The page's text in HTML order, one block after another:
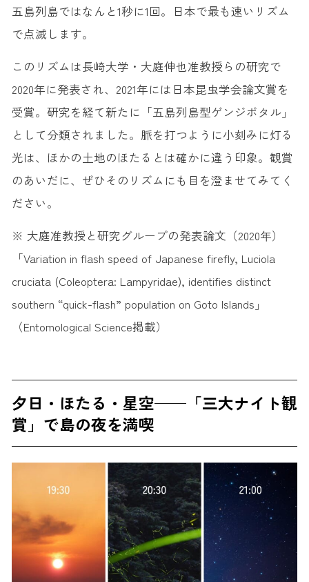
五島列島ではなんと1秒に1回。日本で最も速いリズム
で点滅します。
このリズムは長崎大学・大庭伸也准教授らの研究で
2020年に発表され、2021年には日本昆虫学会論文賞を
受賞。研究を経て新たに「五島列島型ゲンジボタル」
として分類されました。脈を打つように小刻みに灯る
光は、ほかの土地のほたるとは確かに違う印象。観賞
のあいだに、ぜひそのリズムにも目を澄ませてみてく
ださい。
※ 大庭准教授と研究グループの発表論文（2020年）
「Variation in flash speed of Japanese firefly, Luciola
cruciata (Coleoptera: Lampyridae), identifies distinct
southern “quick-flash” population on Goto Islands」
（Entomological Science掲載）
夕日・ほたる・星空——「三大ナイト観
賞」で島の夜を満喫